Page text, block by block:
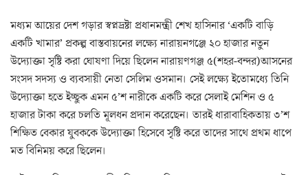
মধ্যম আয়ের দেশ গড়ার স্বপ্নদ্রষ্টা প্রধানমন্ত্রী শেখ হাসিনার ‘একটি বাড়ি
একটি খামার’ প্রকল্প বাস্তবায়নের লক্ষ্যে নারায়নগঞ্জে ২০ হাজার নতুন
উদ্যোক্তা সৃষ্টি করা ঘোষণা দিয়ে ছিলেন নারায়ণগঞ্জ ৫(শহর-বন্দর)আসনের
সংসদ সদস্য ও ব্যবসায়ী নেতা সেলিম ওসমান। সেই লক্ষ্যে ইতোমধ্যে তিনি
উদ্যোক্তা হতে ইচ্ছুক এমন ৫’শ নারীকে একটি করে সেলাই মেশিন ও ৫
হাজার টাকা করে চলতি মূলধন প্রদান করেছেন। তারই ধারাবাহিকতায় ৩’শ
শিক্ষিত বেকার যুবককে উদ্যোক্তা হিসেবে সৃষ্টি করে তাদের সাথে প্রথম ধাপে
মত বিনিময় করে ছিলেন।